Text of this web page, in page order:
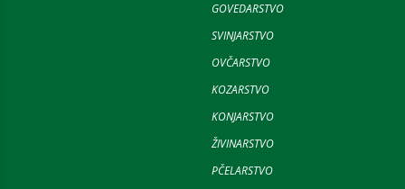
GOVEDARSTVO
SVINJARSTVO
OVČARSTVO
KOZARSTVO
KONJARSTVO
ŽIVINARSTVO
PČELARSTVO